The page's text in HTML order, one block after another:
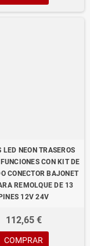
tienda, blogs, videos,
Enlace directo
más información sobre
LED NEON TRASEROS
CON KIT DE
CONECTOR BAJONET
REMOLQUE DE 13
PINES 12V 24V
112,65 €
COMPRAR